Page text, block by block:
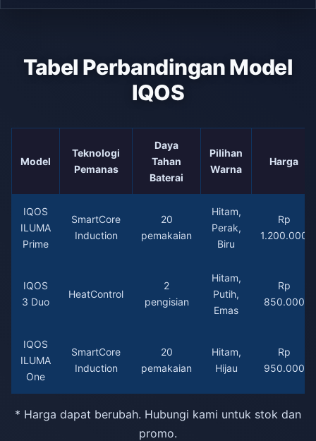
Tabel Perbandingan Model
IQOS
Model
Teknologi
Pemanas
Daya
Tahan
Baterai
Pilihan
Warna
Harga
IQOS
ILUMA
Prime
SmartCore
Induction
20
pemakaian
Hitam,
Perak,
Biru
Rp
1.200.000
IQOS
3 Duo
HeatControl
2
pengisian
Hitam,
Putih,
Emas
Rp
850.000
IQOS
ILUMA
One
SmartCore
Induction
20
pemakaian
Hitam,
Hijau
Rp
950.000
* Harga dapat berubah. Hubungi kami untuk stok dan
promo.